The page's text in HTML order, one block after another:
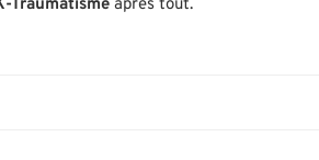
Traumatisme après tout.